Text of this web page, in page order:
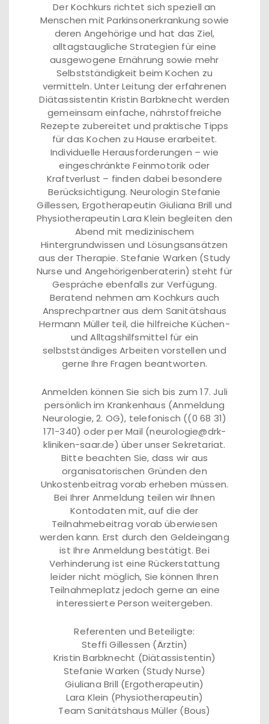
Der Kochkurs richtet sich speziell an
Menschen mit Parkinsonerkrankung sowie
deren Angehörige und hat das Ziel,
alltagstaugliche Strategien für eine
ausgewogene Ernährung sowie mehr
Selbstständigkeit beim Kochen zu
vermitteln. Unter Leitung der erfahrenen
Diätassistentin Kristin Barbknecht werden
gemeinsam einfache, nährstoffreiche
Rezepte zubereitet und praktische Tipps
für das Kochen zu Hause erarbeitet.
Individuelle Herausforderungen – wie
eingeschränkte Feinmotorik oder
Kraftverlust – finden dabei besondere
Berücksichtigung. Neurologin Stefanie
Gillessen, Ergotherapeutin Giuliana Brill und
Physiotherapeutin Lara Klein begleiten den
Abend mit medizinischem
Hintergrundwissen und Lösungsansätzen
aus der Therapie. Stefanie Warken (Study
Nurse und Angehörigenberaterin) steht für
Gespräche ebenfalls zur Verfügung.
Beratend nehmen am Kochkurs auch
Ansprechpartner aus dem Sanitätshaus
Hermann Müller teil, die hilfreiche Küchen-
und Alltagshilfsmittel für ein
selbstständiges Arbeiten vorstellen und
gerne Ihre Fragen beantworten.
Anmelden können Sie sich bis zum 17. Juli
persönlich im Krankenhaus (Anmeldung
Neurologie, 2. OG), telefonisch ((0 68 31)
171-340) oder per Mail (neurologie@drk-
kliniken-saar.de) über unser Sekretariat.
Bitte beachten Sie, dass wir aus
organisatorischen Gründen den
Unkostenbeitrag vorab erheben müssen.
Bei Ihrer Anmeldung teilen wir Ihnen
Kontodaten mit, auf die der
Teilnahmebeitrag vorab überwiesen
werden kann. Erst durch den Geldeingang
ist Ihre Anmeldung bestätigt. Bei
Verhinderung ist eine Rückerstattung
leider nicht möglich, Sie können Ihren
Teilnahmeplatz jedoch gerne an eine
interessierte Person weitergeben.
Referenten und Beteiligte:
Steffi Gillessen (Ärztin)
Kristin Barbknecht (Diätassistentin)
Stefanie Warken (Study Nurse)
Giuliana Brill (Ergotherapeutin)
Lara Klein (Physiotherapeutin)
Team Sanitätshaus Müller (Bous)